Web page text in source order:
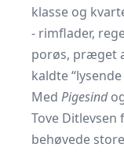
klasse og
- rimflader,
porøs, præget
kaldte
Med Pigesind
Tove
behøvede